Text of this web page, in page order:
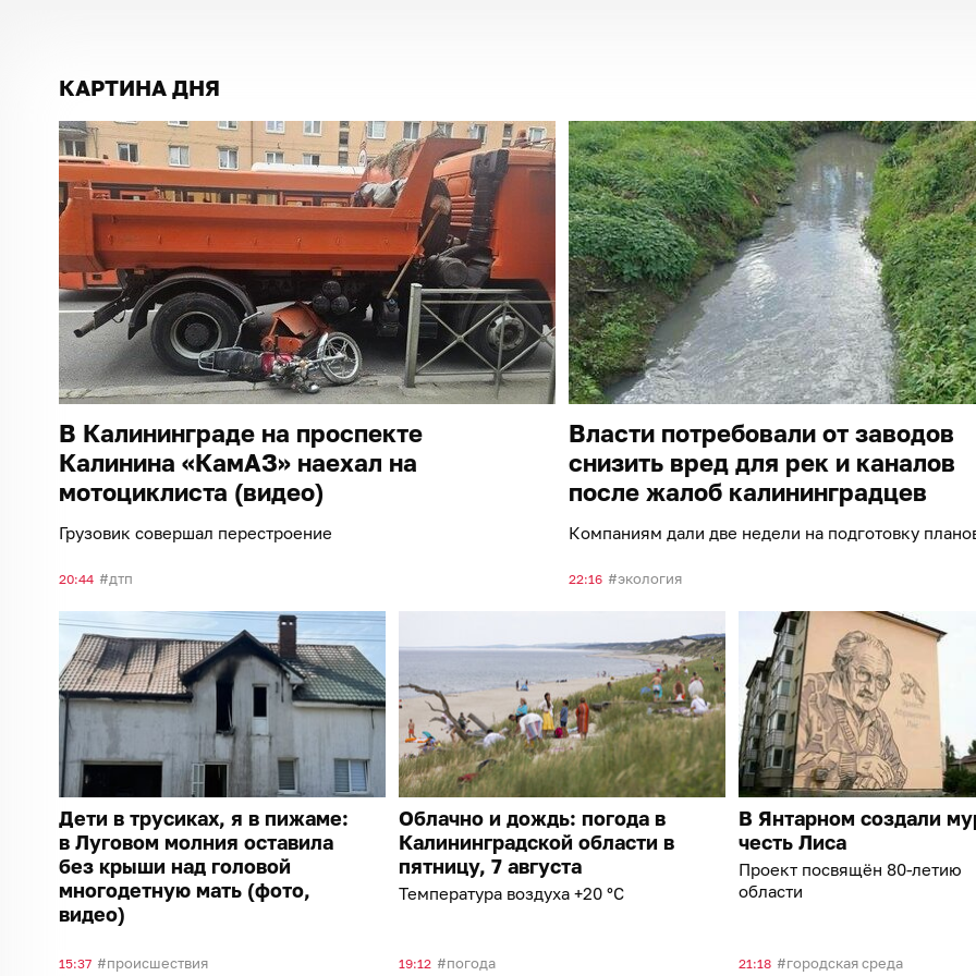
КАРТИНА ДНЯ
В Калининграде на проспекте
Калинина «КамАЗ» наехал на
мотоциклиста (видео)
Грузовик совершал перестроение
20:44 дтп
Власти потребовали от заводов
снизить вред для рек и каналов
после жалоб калининградцев
Компаниям дали две недели на подготовку
22:16 экология
Дети в трусиках, я в пижаме:
в Луговом молния оставила
без крыши над головой
многодетную мать (фото,
видео)
15:37 происшествия
Облачно и дождь: погода в
Калининградской области в
пятницу, 7 августа
Температура воздуха +20 °C
19:12 погода
В Янтарном создали
честь Лиса
Проект посвящён 80-летию
области
21:18 городская среда